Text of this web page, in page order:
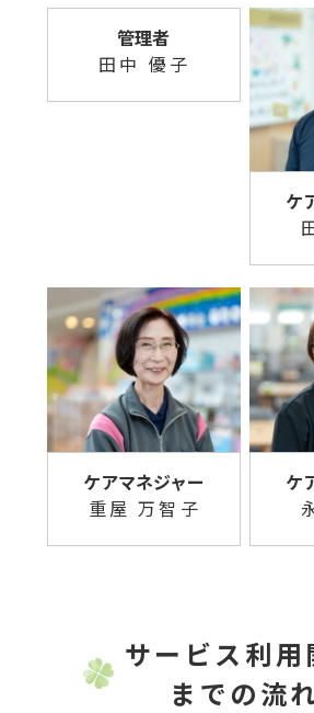
管理者
田中 優子
ケ
ケアマネジャー
重屋 万智子
ケ
サービス利用
までの流